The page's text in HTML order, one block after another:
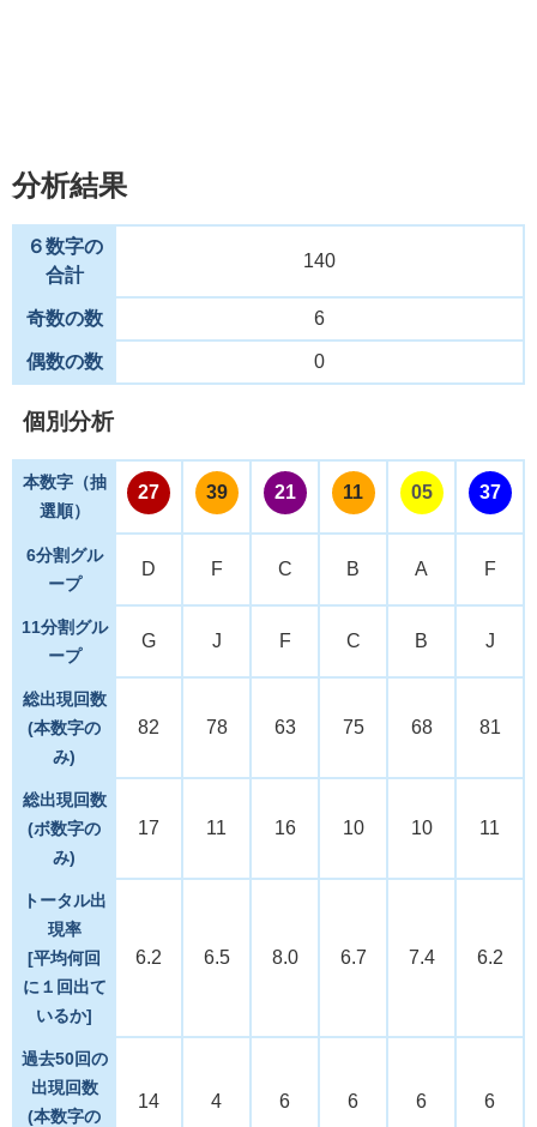
分析結果
６数字の
合計
140
奇数の数 6
偶数の数 0
個別分析
本数字（抽
選順）
27 39 21 11 05 37
6分割グル
ープ
D F C B A F
11分割グル
ープ
G J F C B J
総出現回数
(本数字の
み)
82 78 63 75 68 81
総出現回数
(ボ数字の
み)
17 11 16 10 10 11
トータル出
現率
[平均何回
に１回出て
いるか]
6.2 6.5 8.0 6.7 7.4 6.2
過去50回の
出現回数
(本数字の
14 4 6 6 6 6